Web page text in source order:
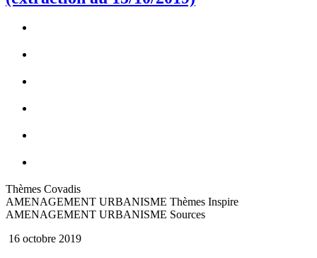
Thèmes Covadis
AMENAGEMENT URBANISME Thèmes Inspire
AMENAGEMENT URBANISME Sources
16 octobre 2019